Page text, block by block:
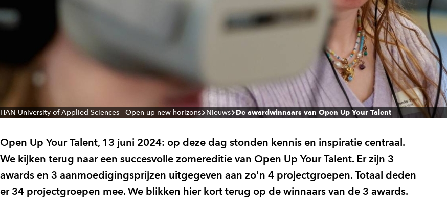
HAN University of Applied Sciences - Open up new horizons Nieuws De awardwinnaars van Open Up Your Talent
Open Up Your Talent, 13 juni 2024: op deze dag stonden kennis en inspiratie centraal.
We kijken terug naar een succesvolle zomereditie van Open Up Your Talent. Er zijn 3
awards en 3 aanmoedigingsprijzen uitgegeven aan zo'n 4 projectgroepen. Totaal deden
er 34 projectgroepen mee. We blikken hier kort terug op de winnaars van de 3 awards.